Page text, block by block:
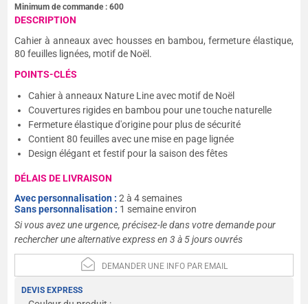
Minimum de commande :600
DESCRIPTION
Cahier à anneaux avec housses en bambou, fermeture élastique,
80 feuilles lignées, motif de Noël.
POINTS-CLÉS
Cahier à anneaux Nature Line avec motif de Noël
Couvertures rigides en bambou pour une touche naturelle
Fermeture élastique d'origine pour plus de sécurité
Contient 80 feuilles avec une mise en page lignée
Design élégant et festif pour la saison des fêtes
DÉLAIS DE LIVRAISON
Avec personnalisation :2 à 4 semaines
Sans personnalisation : 1 semaine environ
Si vous avez une urgence, précisez-le dans votre demande pour
rechercher une alternative express en 3 à 5 jours ouvrés
DEMANDER UNE INFO PAR EMAIL
DEVIS EXPRESS